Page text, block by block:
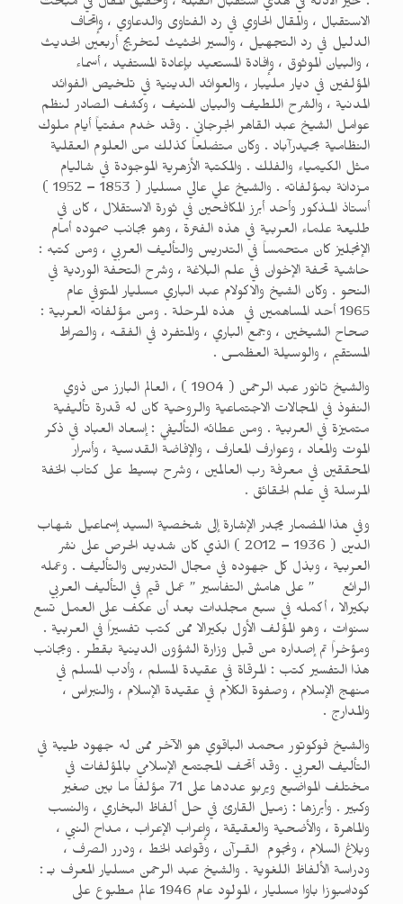
: خير الأدلة في هدي استقبال القبلة ، وتحقيق المقال في مبحث
الاستقبال ، والمقال الحاوي في رد الفتاوى والدعاوي ، وإتحاف
الدليل في رد التجهيل ، والسير الحثيث لتخريج أربعين الحديث
، والبيان الموثوق ، وإفادة المستعيد بإعادة المستفيد ، أسماء
المؤلفين في ديار مليبار ، والعوائد الدينية في تلخيص الفوائد
المدنية ، والشرح اللطيف والبيان المنيف ، وكشف الصادر لنظم
عوامل الشيخ عبد القاهر الجرجاني . وقد خدم مفتياً أيام ملوك
النظامية بحيدرآباد . وكان متضلعاً كذلك من العلوم العقلية
مثل الكيمياء والفلك . والمكتبة الأزهرية الموجودة في شاليام
مزدانة بمؤلفاته . والشيخ علي عالي مسليار ( 1853 – 1952 )
أستاذ المـذكور وأحد أبرز المكافحين في ثورة الاستقلال ، كان في
طليعة علماء العربية في هذه الفترة ، وهو بجانب صموده أمام
الإنجليز كان متحمساً في التدريس والتأليف العربي ، ومن كتبه :
حاشية تحفة الإخوان في علم البلاغة ، وشرح التحفة الوردية في
النحو . وكان الشيخ والاكولام عبد الباري مسليار المتوفي عام
1965 أحد المساهمين في هذه المرحلة . ومن مؤلفاته العربية :
صحاح الشيخين ، وجمع الباري ، والمتفرد في الفقـه ، والصراط
المستقيم ، والوسيلة العظمـى .
والشيخ تانور عبد الرحمن ( 1904 ) ، العالم البارز من ذوي
النفوذ في المجالات الاجتماعية والروحية كان له قدرة تأليفية
متميزة في العربية . ومن عطائه التأليفي : إسعاد العباد في ذكر
الموت والمعاد ، وعوارف المعارف ، والإفاضة القدسية ، وأسرار
المحققين في معرفة رب العالمين ، وشرح بسيط على كتاب الخفة
المرسلة في علم الحقائق .
وفي هذا المضمار يجدر الإشارة إلى شخصية السيد إسماعيل شهاب
الدين ( 1936 – 2012 ) الذي كان شديد الحرص على نشر
العربية ، وبذل كل جهوده في مجال التدريس والتأليف . وعمله
الرائع ” على هامش التفاسير ” عمل قيم في التأليف العربي
بكيرالا ، أكمله في سبع مجلدات بعد أن عكف على العمل تسع
سنوات ، وهو المؤلف الأول بكيرالا ممن كتب تفسيراً في العربية .
ومؤخراً تم إصداره من قبل وزارة الشؤون الدينية بقطر . وبجانب
هذا التفسير كتب : المرقاة في عقيدة المسلم ، وأدب المسلم في
منهج الإسلام ، وصفوة الكلام في عقيدة الإسلام ، والنبراس ،
والمدارج .
والشيخ فوكوتور محمد الباقوي هو الآخر ممن له جهود طيبة في
التأليف العربي . وقد أتحف المجتمع الإسلامي بالمؤلفات في
مختلف المواضيع ويربو عددها على 71 مؤلفاً ما بين صغير
وكبير . وأبرزها : زميل القارئ في حل ألفاظ البخاري ، والنسب
والماهرة ، والأضحية والعقيقة ، وإعراب الإعراب ، مداح النبي ،
وبلاغ السلام ، ونجوم القـرآن ، وقواعد الخط ، ودرر الصرف ،
ودراسة الألفاظ اللغوية . والشيخ عبد الرحمن مسليار المعرف بـ :
كودامبوزا باوا مسليار ، المولود عام 1946 عالم مطبوع على